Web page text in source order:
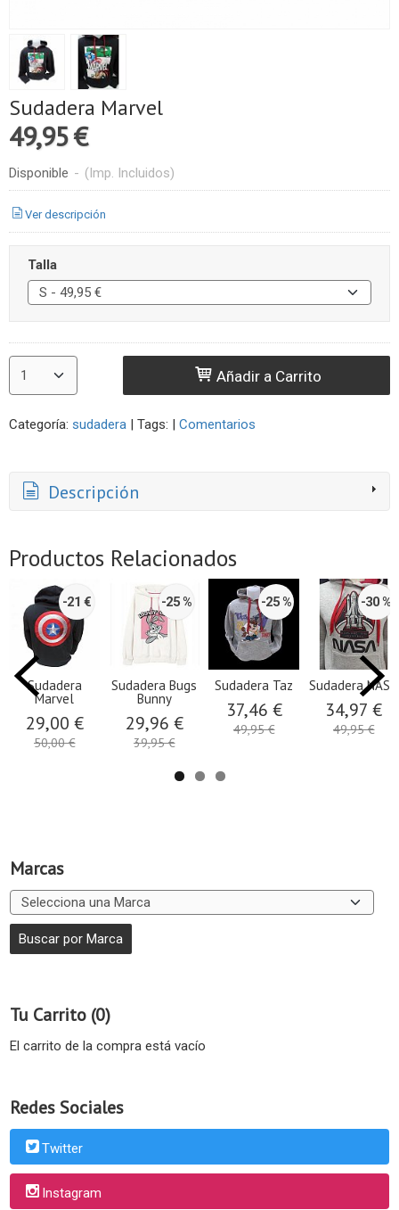
Marcas
Tu Carrito (0)
El carrito de la compra está vacío
Redes Sociales
Twitter
Instagram
Sudadera Marvel
49,95 €
Disponible - (Imp. Incluidos)
Ver descripción
Talla
Añadir a Carrito
Categoría: sudadera | Tags: | Comentarios
Descripción
Productos Relacionados
-21 €
Sudadera
Marvel
29,00 €
50,00 €
-25 %
Sudadera Bugs
Bunny
29,96 €
39,95 €
-25 %
Sudadera Taz
37,46 €
49,95 €
-30 %
Sudadera NASA
34,97 €
49,95 €